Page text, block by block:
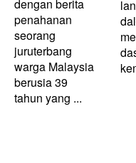
dengan berita
penahanan
seorang
juruterbang
warga Malaysia
berusia 39
tahun yang ...